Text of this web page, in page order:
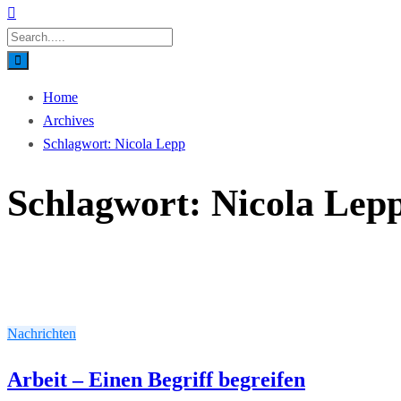
Home
Archives
Schlagwort: Nicola Lepp
Schlagwort: Nicola
Nachrichten
Arbeit – Einen Begriff begreifen